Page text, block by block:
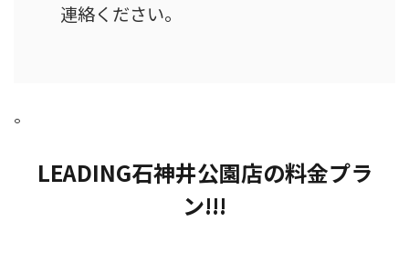
連絡ください。
。
LEADING石神井公園店の料金プラ
ン!!!